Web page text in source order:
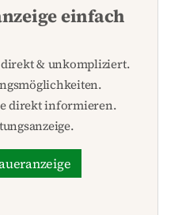
einfach
& unkompliziert.
direkt informieren.